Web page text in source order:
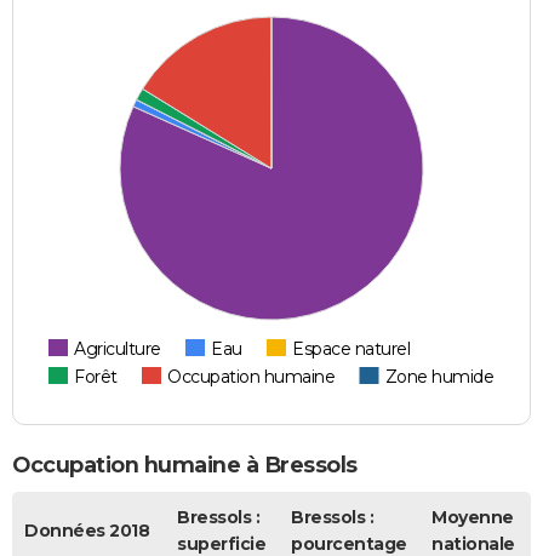
Agriculture Eau
Espace naturel
Forêt
Occupation humaine Zone humide
Occupation humaine à Bressols
Données 2018
Bressols :
superficie
Bressols :
pourcentage
Moyenne
nationale